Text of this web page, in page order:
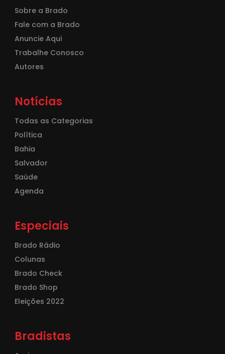
Sobre a Brado
Fale com a Brado
Anuncie Aqui
Trabalhe Conosco
Autores
Notícias
Todas as Categorias
Política
Bahia
Salvador
Saúde
Agenda
Especiais
Brado Rádio
Colunas
Brado Check
Brado Shop
Eleições 2022
Bradistas